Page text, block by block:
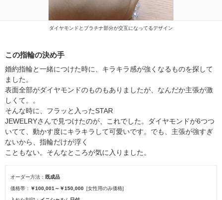
ダイヤモンドとプラチナ部分が交互になってるデザイン
この指輪の決め手
婚約指輪と一緒につけた時に、キラキラ感が強くなるものを探して
ました。
表面全部がダイヤモンドのものもありましたが、なんだか主張が激
しくて。。
そんな時に、フラッと入ったSTAR
JEWELRYさんで見つけたのが、これでした。ダイヤモンドが6つつ
いてて、動かす度にキラキラして可愛いです。でも、主張が強すぎ
ないから、指輪だけが浮く
こともない。そんなところが気に入りました。
オーダー方法 既成品
価格帯 ￥100,001～￥150,000 [女性用のみ価格]